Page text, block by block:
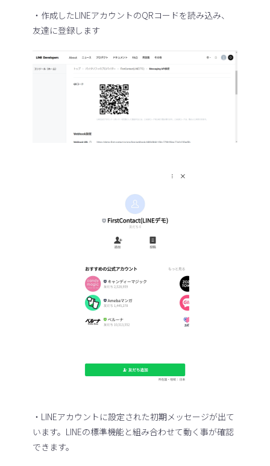
・作成したLINEアカウントのQRコードを読み込み、
友達に登録します
・LINEアカウントに設定された初期メッセージが出て
います。LINEの標準機能と組み合わせて動く事が確認
できます。